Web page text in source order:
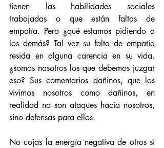
tienen las habilidades sociales
trabajadas o que están faltas de
empatía. Pero ¿qué estamos pidiendo a
los demás? Tal vez su falta de empatía
resida en alguna carencia en su vida.
¿somos nosotros los que debemos juzgar
eso? Sus comentarios dañinos, que los
vivimos nosotros como dañinos, en
realidad no son ataques hacia nosotros,
sino defensas para ellos.
No cojas la energía negativa de otros si